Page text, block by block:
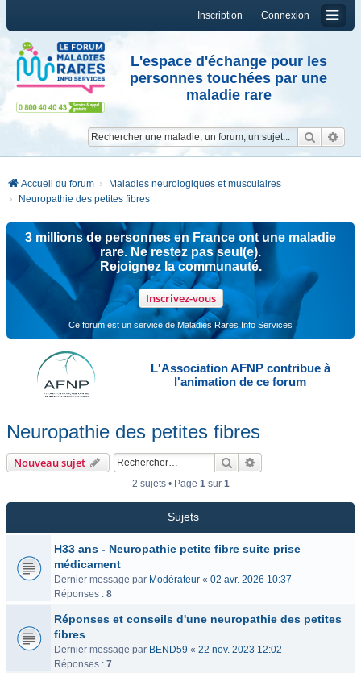
Connexion
Inscription
L'espace d'échange pour les
personnes touchées par une
maladie rare
Accueil du forum
Maladies neurologiques et musculaires
Neuropathie des petites fibres
3 millions de personnes en France ont une maladie
rare. Ne restez pas seul(e).
Rejoignez la communauté.
Inscrivez-vous
Ce forum est un service de Maladies Rares Info Services
L'Association AFNP contribue à
l'animation de ce forum
Neuropathie des petites fibres
Nouveau sujet Rechercher
2 sujets • Page 1sur 1
Sujets
H33 ans - Neuropathie petite fibre suite prise
médicament
Dernier message par Modérateur « 02 avr. 2026 10:37
Réponses : 8
Réponses et conseils d'une neuropathie des petites
fibres
Dernier message par BEND59 « 22 nov. 2023 12:02
Réponses : 7